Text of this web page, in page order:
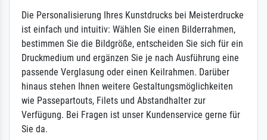
Die Personalisierung Ihres Kunstdrucks bei Meisterdrucke
ist einfach und intuitiv: Wählen Sie einen Bilderrahmen,
bestimmen Sie die Bildgröße, entscheiden Sie sich für ein
Druckmedium und ergänzen Sie je nach Ausführung eine
passende Verglasung oder einen Keilrahmen. Darüber
hinaus stehen Ihnen weitere Gestaltungsmöglichkeiten
wie Passepartouts, Filets und Abstandhalter zur
Verfügung. Bei Fragen ist unser Kundenservice gerne für
Sie da.